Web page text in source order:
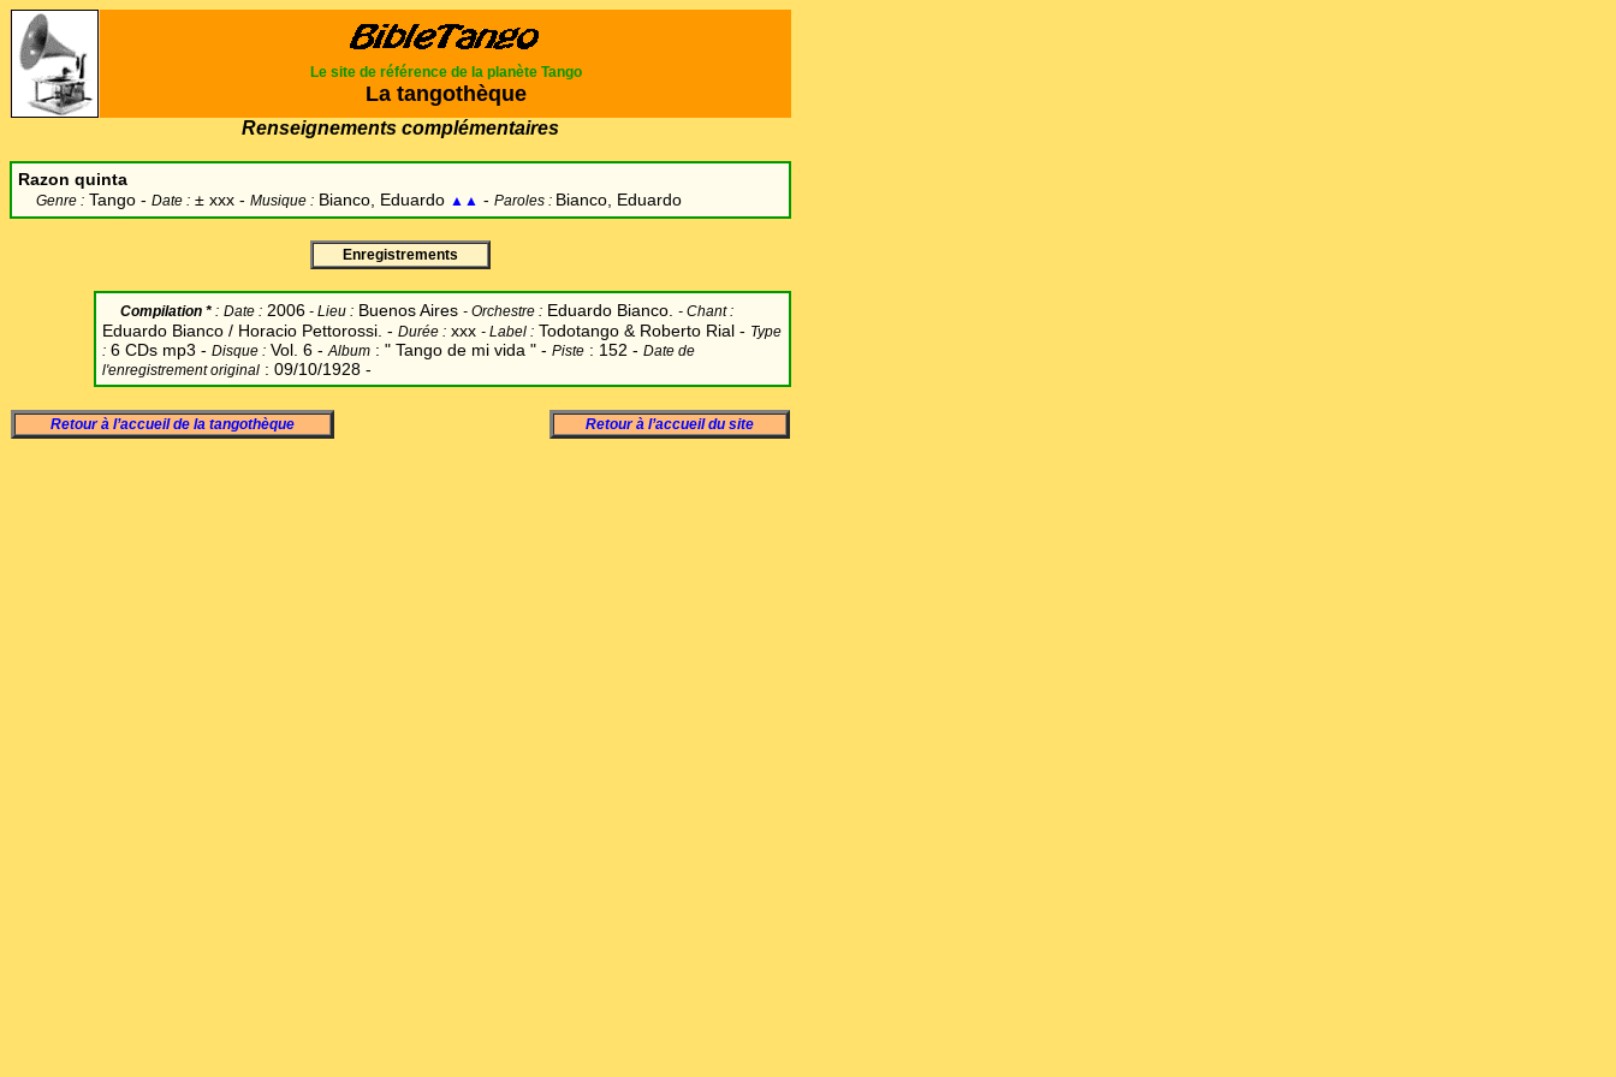
Le site de référence de la planète Tango
La tangothèque
Renseignements complémentaires
Razon quinta
Genre : Tango - Date : ± xxx - Musique : Bianco, Eduardo ▲▲ - Paroles : Bianco, Eduardo
Enregistrements
Compilation * : Date : 2006 - Lieu : Buenos Aires - Orchestre : Eduardo Bianco. - Chant:
Eduardo Bianco / Horacio Pettorossi. - Durée : xxx - Label : Todotango & Roberto Rial - Type
: 6 CDs mp3 - Disque : Vol. 6 - Album : " Tango de mi vida " - Piste : 152 - Date de
l'enregistrement original : 09/10/1928 -
Retour à l’accueil de la tangothèque Retour à l’accueil du site